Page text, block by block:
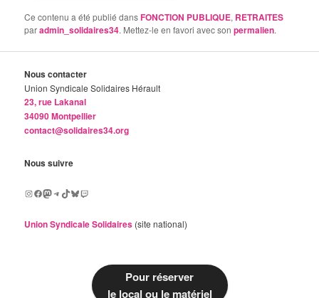
Ce contenu a été publié dansFONCTION PUBLIQUE, RETRAITES
paradmin_solidaires34. Mettez-le en favori avec sonpermalien.
Nous contacter
Union Syndicale Solidaires Hérault
23, rue Lakanal
34090 Montpellier
contact@solidaires34.org
Nous suivre
Instagram
Facebook
Mastodon
Telegram
TikTok
Bluesky
Twitch
Union Syndicale Solidaires (site national)
Pour réserver
le local ou le matériel